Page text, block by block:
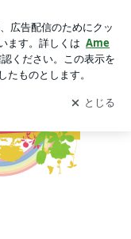
を受け取りまし
開く